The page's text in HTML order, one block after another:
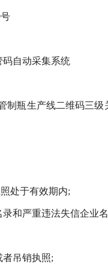
自动采集系统
制瓶生产线二维码三
处于有效期内;
和严重违法失信企业
吊销执照;